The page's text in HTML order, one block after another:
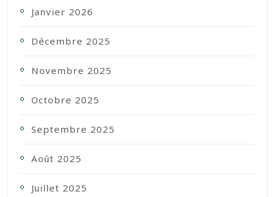
Janvier 2026
Décembre 2025
Novembre 2025
Octobre 2025
Septembre 2025
Août 2025
Juillet 2025